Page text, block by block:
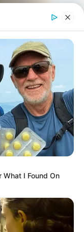
σκοτάδι
καθώς
μοναδικός
I Found On